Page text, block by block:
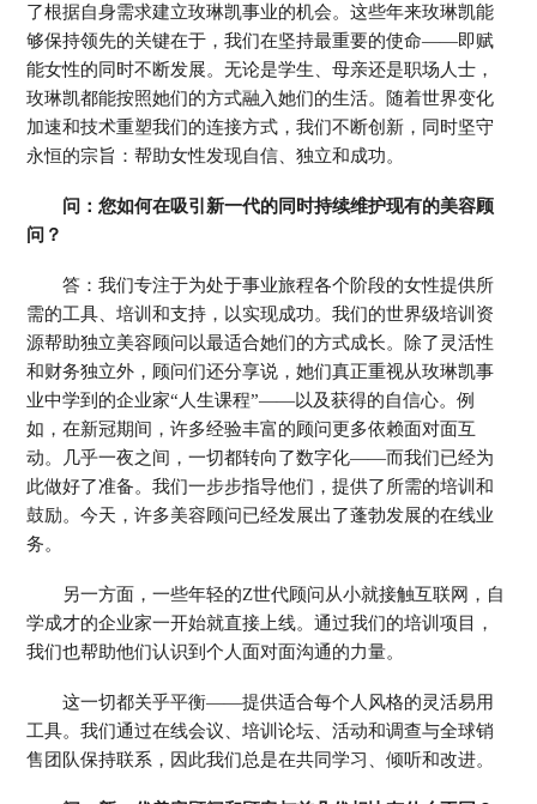
了根据自身需求建立玫琳凯事业的机会。这些年来玫琳凯能
够保持领先的关键在于，我们在坚持最重要的使命——即赋
能女性的同时不断发展。无论是学生、母亲还是职场人士，
玫琳凯都能按照她们的方式融入她们的生活。随着世界变化
加速和技术重塑我们的连接方式，我们不断创新，同时坚守
永恒的宗旨：帮助女性发现自信、独立和成功。
问：您如何在吸引新一代的同时持续维护现有的美容顾
问？
答：我们专注于为处于事业旅程各个阶段的女性提供所
需的工具、培训和支持，以实现成功。我们的世界级培训资
源帮助独立美容顾问以最适合她们的方式成长。除了灵活性
和财务独立外，顾问们还分享说，她们真正重视从玫琳凯事
业中学到的企业家“人生课程”——以及获得的自信心。例
如，在新冠期间，许多经验丰富的顾问更多依赖面对面互
动。几乎一夜之间，一切都转向了数字化——而我们已经为
此做好了准备。我们一步步指导他们，提供了所需的培训和
鼓励。今天，许多美容顾问已经发展出了蓬勃发展的在线业
务。
另一方面，一些年轻的Z世代顾问从小就接触互联网，自
学成才的企业家一开始就直接上线。通过我们的培训项目，
我们也帮助他们认识到个人面对面沟通的力量。
这一切都关乎平衡——提供适合每个人风格的灵活易用
工具。我们通过在线会议、培训论坛、活动和调查与全球销
售团队保持联系，因此我们总是在共同学习、倾听和改进。